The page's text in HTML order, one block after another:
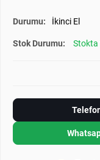
Durumu: İkinci El
Stok Durumu: Stokta